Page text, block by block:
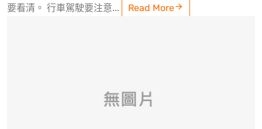
要看清。 行車駕駛要注意... Read More